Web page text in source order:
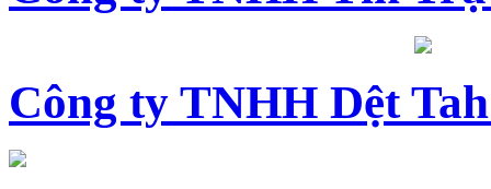
Công ty TNHH Dệt